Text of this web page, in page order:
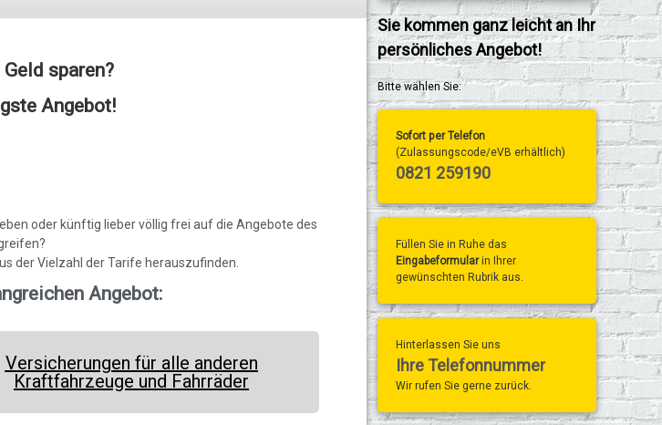
sparen?
Angebot!
oder künftig lieber völlig frei auf die Angebote des
der Vielzahl der Tarife herauszufinden.
Angebot:
Versicherungen für alle anderen
Kraftfahrzeuge und Fahrräder
Sie kommen ganz leicht an Ihr
persönliches Angebot!
Bitte wählen Sie:
Sofort per Telefon
(Zulassungscode/eVB erhältlich)
0821 259190
Füllen Sie in Ruhe das
Eingabeformularin Ihrer
gewünschten Rubrik aus.
Hinterlassen Sie uns
Ihre Telefonnummer
Wir rufen Sie gerne zurück.